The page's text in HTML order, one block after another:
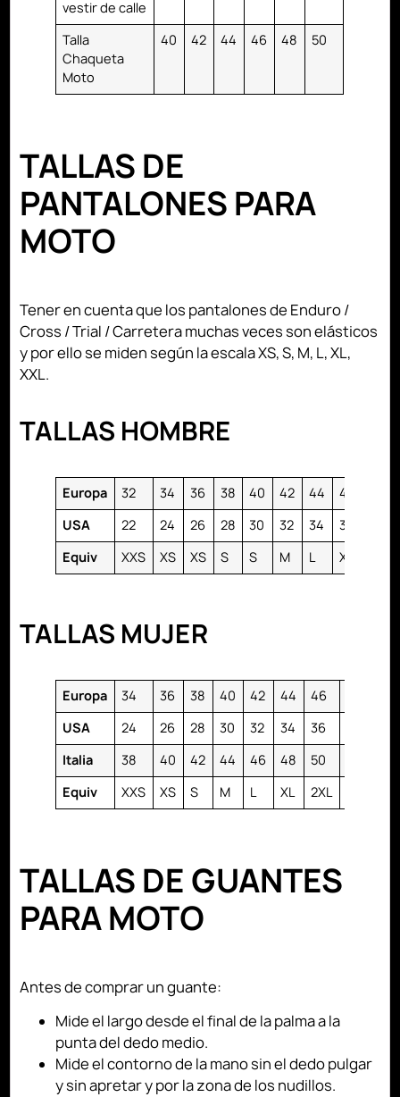
vestir de calle
Talla
Chaqueta
Moto
40 42 44 46 48 50
TALLAS DE
PANTALONES PARA
MOTO
Tener en cuenta que los pantalones de Enduro /
Cross / Trial / Carretera muchas veces son elásticos
y por ello se miden según la escala XS, S, M, L, XL,
XXL.
TALLAS HOMBRE
Europa 32 34 36 38 40 42 44 46
USA
22 24 26 28 30 32 34 36
Equiv
XXS XS XS S S M L XL
TALLAS MUJER
Europa 34 36 38 40 42 44 46
USA
24 26 28 30 32 34 36
Italia
38 40 42 44 46 48 50
Equiv
XXS XS S M L XL 2XL
TALLAS DE GUANTES
PARA MOTO
Antes de comprar un guante:
Mide el largo desde el final de la palma a la
punta del dedo medio.
Mide el contorno de la mano sin el dedo pulgar
y sin apretar y por la zona de los nudillos.